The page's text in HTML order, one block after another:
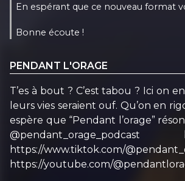
En espérant que ce nouveau format
Bonne écoute !
PENDANT L'ORAGE
T’es à bout ? C’est tabou ? Ici on
leurs vies seraient ouf. Qu’on en
espère que “Pendant l’orage”
https://www.tiktok.com/
https://youtube.com/